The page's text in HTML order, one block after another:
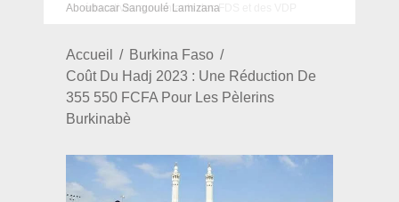
Aboubacar Sangoulé Lamizana
Accueil
Burkina Faso
Coût Du Hadj 2023 : Une Réduction De
355 550 FCFA Pour Les Pèlerins
Burkinabè